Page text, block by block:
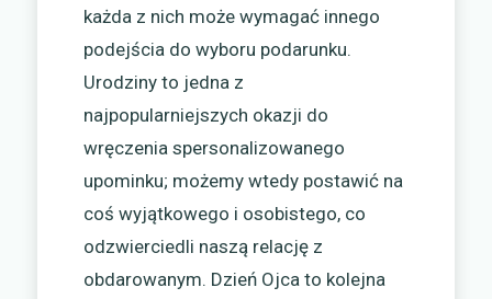
każda z nich może wymagać innego
podejścia do wyboru podarunku.
Urodziny to jedna z
najpopularniejszych okazji do
wręczenia spersonalizowanego
upominku; możemy wtedy postawić na
coś wyjątkowego i osobistego, co
odzwierciedli naszą relację z
obdarowanym. Dzień Ojca to kolejna